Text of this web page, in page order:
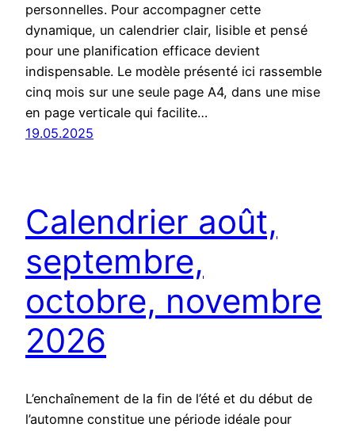
personnelles. Pour accompagner cette
dynamique, un calendrier clair, lisible et pensé
pour une planification efficace devient
indispensable. Le modèle présenté ici rassemble
cinq mois sur une seule page A4, dans une mise
en page verticale qui facilite…
19.05.2025
Calendrier août,
septembre,
octobre, novembre
2026
L’enchaînement de la fin de l’été et du début de
l’automne constitue une période idéale pour